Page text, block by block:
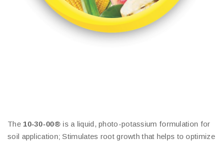
The 10-30-00® is a liquid, photo-potassium formulation for
soil application; Stimulates root growth that helps to optimize